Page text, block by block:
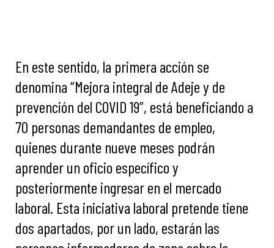
En este sentido, la primera acción se
denomina “Mejora integral de Adeje y de
prevención del COVID 19”, está beneficiando a
70 personas demandantes de empleo,
quienes durante nueve meses podrán
aprender un oficio específico y
posteriormente ingresar en el mercado
laboral. Esta iniciativa laboral pretende tiene
dos apartados, por un lado, estarán las